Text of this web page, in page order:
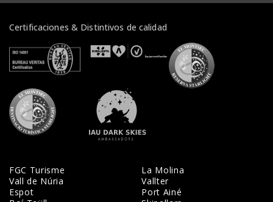
Certificaciones & Distintivos de calidad
Veure certificats Veure certificats
Veure certificats
FGC Turisme
La Molina
Vall de Núria
Vallter
Espot
Port Ainé